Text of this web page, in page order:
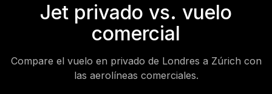
Jet privado vs. vuelo
comercial
Compare el vuelo en privado de Londres a Zúrich con
las aerolíneas comerciales.